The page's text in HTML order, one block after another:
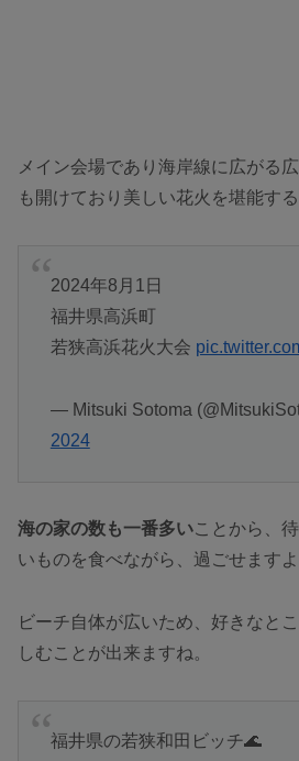
メイン会場であり海岸線に広がる
も開けており美しい花火を堪能す
2024年8月1日
福井県高浜町
若狭高浜花火大会
— Mitsuki Sotoma
2024
海の家の数も一番多いことから、
いものを食べながら、過ごせますよ
ビーチ自体が広いため、好きなと
しむことが出来ますね。
福井県の若狭和田ビッチ🌊